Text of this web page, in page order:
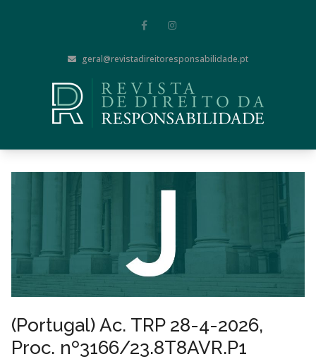
geral@revistadireitoresponsabilidade.pt
(Portugal) Ac. TRP 28-4-2026,
Proc. nº3166/23.8T8AVR.P1